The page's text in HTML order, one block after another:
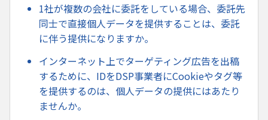
1社が複数の会社に委託をしている場合、委託先
同士で直接個人データを提供することは、委託
に伴う提供になりますか。
インターネット上でターゲティング広告を出稿
するために、IDをDSP事業者にCookieやタグ等
を提供するのは、個人データの提供にはあたり
ませんか。